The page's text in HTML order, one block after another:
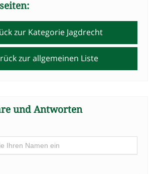
zur Kategorie Jagdrecht
zur allgemeinen Liste
und Antworten